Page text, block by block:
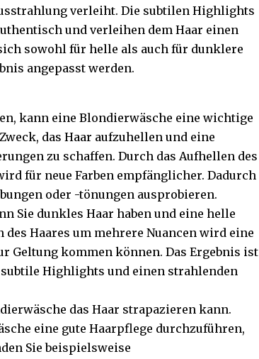
verleiht. Die subtilen Highlights
und verleihen dem Haar einen
sowohl für helle als auch für dunklere
angepasst werden.
kann eine Blondierwäsche eine wichtige
das Haar aufzuhellen und eine
zu schaffen. Durch das Aufhellen des
für neue Farben empfänglicher. Dadurch
oder -tönungen ausprobieren.
Sie dunkles Haar haben und eine helle
Haares um mehrere Nuancen wird eine
Geltung kommen können. Das Ergebnis ist
Highlights und einen strahlenden
das Haar strapazieren kann.
eine gute Haarpflege durchzuführen,
Sie beispielsweise